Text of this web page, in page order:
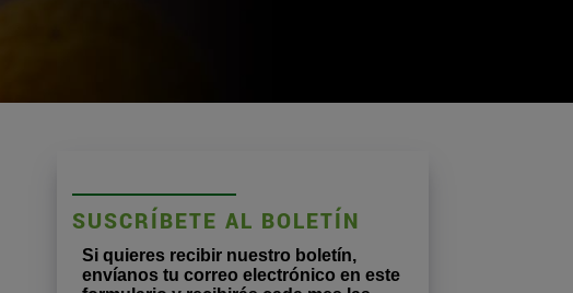
SUSCRÍBETE AL BOLETÍN
Si quieres recibir nuestro boletín,
envíanos tu correo electrónico en este